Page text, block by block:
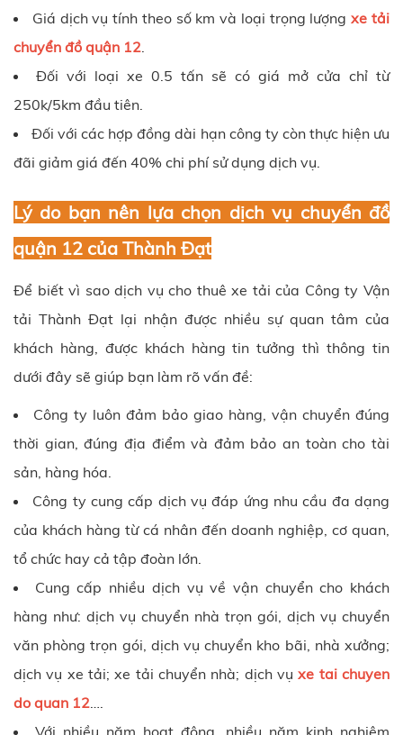
Giá dịch vụ tính theo số km và loại trọng lượngxe tải
chuyển đồ quận 12.
Đối với loại xe 0.5 tấn sẽ có giá mở cửa chỉ từ
250k/5km đầu tiên.
Đối với các hợp đồng dài hạn công ty còn thực hiện ưu
đãi giảm giá đến 40% chi phí sử dụng dịch vụ.
Lý do bạn nên lựa chọn dịch vụ chuyển đồ
quận 12 của Thành Đạt
Để biết vì sao dịch vụ cho thuê xe tải của Công ty Vận
tải Thành Đạt lại nhận được nhiều sự quan tâm của
khách hàng, được khách hàng tin tưởng thì thông tin
dưới đây sẽ giúp bạn làm rõ vấn đề:
Công ty luôn đảm bảo giao hàng, vận chuyển đúng
thời gian, đúng địa điểm và đảm bảo an toàn cho tài
sản, hàng hóa.
Công ty cung cấp dịch vụ đáp ứng nhu cầu đa dạng
của khách hàng từ cá nhân đến doanh nghiệp, cơ quan,
tổ chức hay cả tập đoàn lớn.
Cung cấp nhiều dịch vụ về vận chuyển cho khách
hàng như: dịch vụ chuyển nhà trọn gói, dịch vụ chuyển
văn phòng trọn gói, dịch vụ chuyển kho bãi, nhà xưởng;
dịch vụ xe tải; xe tải chuyển nhà; dịch vụ xe tai chuyen
do quan 12….